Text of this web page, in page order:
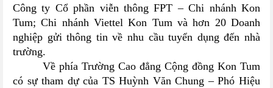
Công ty Cổ phần viễn thông FPT – Chi nhánh Kon
Tum; ​Chi nhánh Viettel Kon Tum và hơn 20 Doanh
nghiệp gửi thông tin về nhu cầu tuyển dụng đến nhà
trường.
Về phía Trường Cao đẳng Cộng đồng Kon Tum
có sự tham dự của TS Huỳnh Văn Chung – Phó Hiệu